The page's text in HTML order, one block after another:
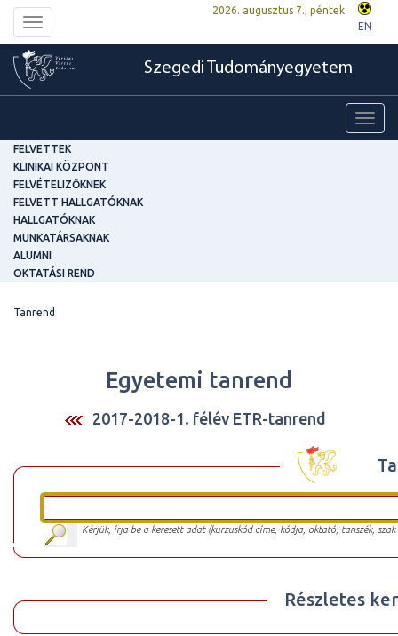
Toggle
navigation
2026. augusztus 7., péntek
EN
Szegedi Tudományegyetem
FELVETTEK
KLINIKAI KÖZPONT
FELVÉTELIZŐKNEK
FELVETT HALLGATÓKNAK
HALLGATÓKNAK
MUNKATÁRSAKNAK
ALUMNI
OKTATÁSI REND
Tanrend
Egyetemi tanrend
2017-2018-1. félév ETR-tanrend
Kérjük, írja be a keresett adat (kurzuskód címe, kódja, oktató, tanszék,
Részletes